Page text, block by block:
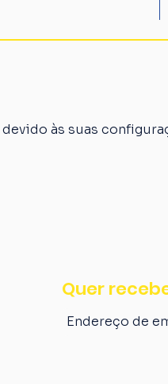
às suas
Quer